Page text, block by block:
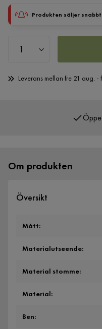
Produkten säljer
Leverans mellan fre 21 aug. -
Om produkten
Översikt
Mått:
Materialutseende:
Material stomme:
Material:
Ben: